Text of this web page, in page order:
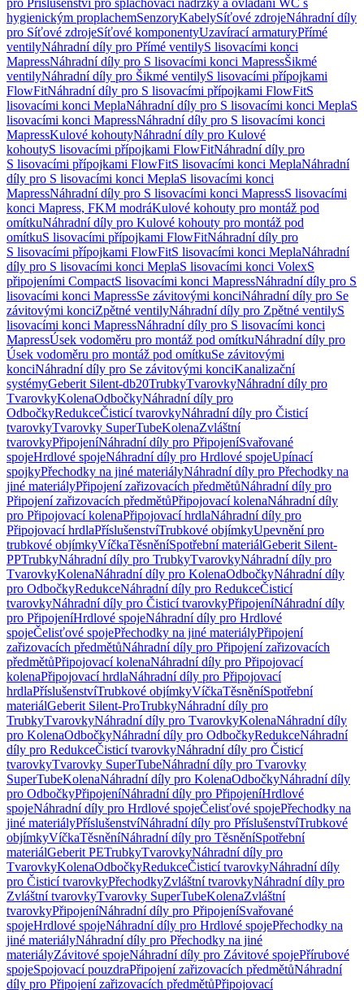
pro Příslušenství pro splachovací nádržky a ovládání WC s
hygienickým proplachemSenzoryKabelySíťové zdrojeNáhradní díly
pro Síťové zdrojeSíťové komponentyUzavírací armaturyPřímé
ventilyNáhradní díly pro Přímé ventilyS lisovacími konci
MapressNáhradní díly pro S lisovacími konci MapressŠikmé
ventilyNáhradní díly pro Šikmé ventilyS lisovacími přípojkami
FlowFitNáhradní díly pro S lisovacími přípojkami FlowFitS
lisovacími konci MeplaNáhradní díly pro S lisovacími konci MeplaS
lisovacími konci MapressNáhradní díly pro S lisovacími konci
MapressKulové kohoutyNáhradní díly pro Kulové
kohoutyS lisovacími přípojkami FlowFitNáhradní díly pro
S lisovacími přípojkami FlowFitS lisovacími konci MeplaNáhradní
díly pro S lisovacími konci MeplaS lisovacími konci
MapressNáhradní díly pro S lisovacími konci MapressS lisovacími
konci Mapress, FKM modráKulové kohouty pro montáž pod
omítkuNáhradní díly pro Kulové kohouty pro montáž pod
omítkuS lisovacími přípojkami FlowFitNáhradní díly pro
S lisovacími přípojkami FlowFitS lisovacími konci MeplaNáhradní
díly pro S lisovacími konci MeplaS lisovacími konci VolexS
připojeními CompactS lisovacími konci MapressNáhradní díly pro S
lisovacími konci MapressSe závitovými konciNáhradní díly pro Se
závitovými konciZpětné ventilyNáhradní díly pro Zpětné ventilyS
lisovacími konci MapressNáhradní díly pro S lisovacími konci
MapressÚsek vodoměru pro montáž pod omítkuNáhradní díly pro
Úsek vodoměru pro montáž pod omítkuSe závitovými
konciNáhradní díly pro Se závitovými konciKanalizační
systémyGeberit Silent-db20TrubkyTvarovkyNáhradní díly pro
TvarovkyKolenaOdbočkyNáhradní díly pro
OdbočkyRedukceČisticí tvarovkyNáhradní díly pro Čisticí
tvarovkyTvarovky SuperTubeKolenaZvláštní
tvarovkyPřipojeníNáhradní díly pro PřipojeníSvařované
spojeHrdlové spojeNáhradní díly pro Hrdlové spojeUpínací
spojkyPřechodky na jiné materiályNáhradní díly pro Přechodky na
jiné materiályPřipojení zařizovacích předmětůNáhradní díly pro
Připojení zařizovacích předmětůPřipojovací kolenaNáhradní díly
pro Připojovací kolenaPřipojovací hrdlaNáhradní díly pro
Připojovací hrdlaPříslušenstvíTrubkové objímkyUpevnění pro
trubkové objímkyVíčkaTěsněníSpotřební materiálGeberit Silent-
PPTrubkyNáhradní díly pro TrubkyTvarovkyNáhradní díly pro
TvarovkyKolenaNáhradní díly pro KolenaOdbočkyNáhradní díly
pro OdbočkyRedukceNáhradní díly pro RedukceČisticí
tvarovkyNáhradní díly pro Čisticí tvarovkyPřipojeníNáhradní díly
pro PřipojeníHrdlové spojeNáhradní díly pro Hrdlové
spojeČelisťové spojePřechodky na jiné materiályPřipojení
zařizovacích předmětůNáhradní díly pro Připojení zařizovacích
předmětůPřipojovací kolenaNáhradní díly pro Připojovací
kolenaPřipojovací hrdlaNáhradní díly pro Připojovací
hrdlaPříslušenstvíTrubkové objímkyVíčkaTěsněníSpotřební
materiálGeberit Silent-ProTrubkyNáhradní díly pro
TrubkyTvarovkyNáhradní díly pro TvarovkyKolenaNáhradní díly
pro KolenaOdbočkyNáhradní díly pro OdbočkyRedukceNáhradní
díly pro RedukceČisticí tvarovkyNáhradní díly pro Čisticí
tvarovkyTvarovky SuperTubeNáhradní díly pro Tvarovky
SuperTubeKolenaNáhradní díly pro KolenaOdbočkyNáhradní díly
pro OdbočkyPřipojeníNáhradní díly pro PřipojeníHrdlové
spojeNáhradní díly pro Hrdlové spojeČelisťové spojePřechodky na
jiné materiályPříslušenstvíNáhradní díly pro PříslušenstvíTrubkové
objímkyVíčkaTěsněníNáhradní díly pro TěsněníSpotřební
materiálGeberit PETrubkyTvarovkyNáhradní díly pro
TvarovkyKolenaOdbočkyRedukceČisticí tvarovkyNáhradní díly
pro Čisticí tvarovkyPřechodkyZvláštní tvarovkyNáhradní díly pro
Zvláštní tvarovkyTvarovky SuperTubeKolenaZvláštní
tvarovkyPřipojeníNáhradní díly pro PřipojeníSvařované
spojeHrdlové spojeNáhradní díly pro Hrdlové spojePřechodky na
jiné materiályNáhradní díly pro Přechodky na jiné
materiályZávitové spojeNáhradní díly pro Závitové spojePřírubové
spojeSpojovací pouzdraPřipojení zařizovacích předmětůNáhradní
díly pro Připojení zařizovacích předmětůPřipojovací